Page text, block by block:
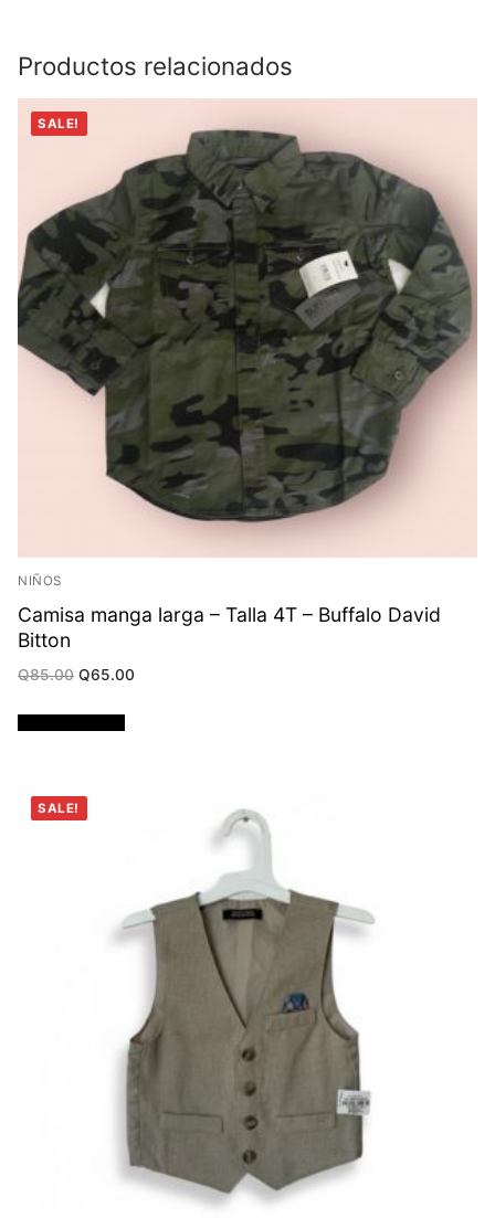
Productos relacionados
SALE!
NIÑOS
Camisa manga larga – Talla 4T – Buffalo David
Bitton
Q85.00 Original
Q85.00.
Q65.00
SALE!